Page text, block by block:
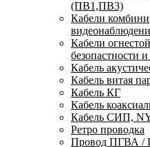
(ПВ1,ПВ3)
Кабели
Кабели
безопастности
Кабель
Кабель витая
Кабель КГ
Кабель
Кабель СИП,
Ретро проводка
Провод ПГВА